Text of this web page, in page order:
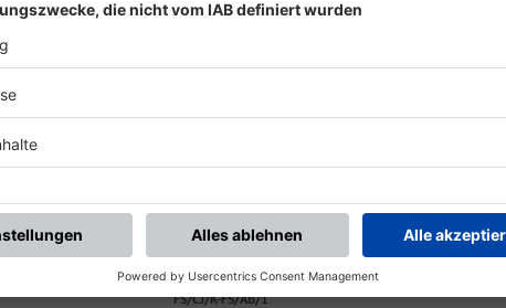
JFG Mömlingtal - : - JFG Aschafftal II
Sportgelände Mömlingen, Platz 1 | Bachstr. 44 | 63853 Mömlingen
FS/CJ/K-FS/AB/1